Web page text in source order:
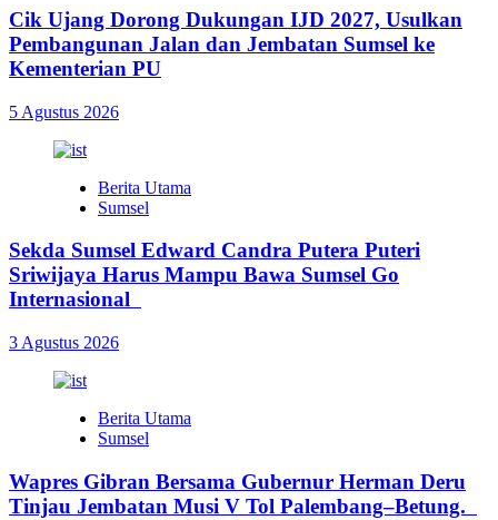
Cik Ujang Dorong Dukungan IJD 2027, Usulkan
Pembangunan Jalan dan Jembatan Sumsel ke
Kementerian PU
5 Agustus 2026
Berita Utama
Sumsel
Sekda Sumsel Edward Candra Putera Puteri
Sriwijaya Harus Mampu Bawa Sumsel Go
Internasional
3 Agustus 2026
Berita Utama
Sumsel
Wapres Gibran Bersama Gubernur Herman Deru
Tinjau Jembatan Musi V Tol Palembang–Betung.